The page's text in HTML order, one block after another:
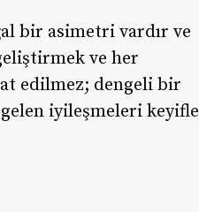
bir asimetri vardır ve
ve her
edilmez; dengeli bir
iyileşmeleri keyifle